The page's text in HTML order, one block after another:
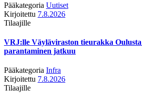
Pääkategoria Uutiset
Kirjoitettu 7.8.2026
Tilaajille
VRJ:lle Väyläviraston tieurakka
parantaminen jatkuu
Pääkategoria Infra
Kirjoitettu 7.8.2026
Tilaajille